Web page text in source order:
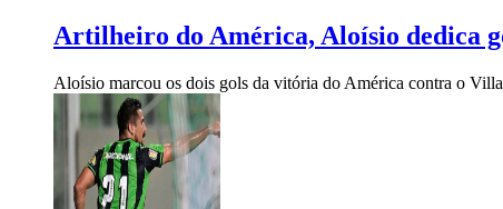
Artilheiro do América, Aloísio dedica
Aloísio marcou os dois gols da vitória do América contra o